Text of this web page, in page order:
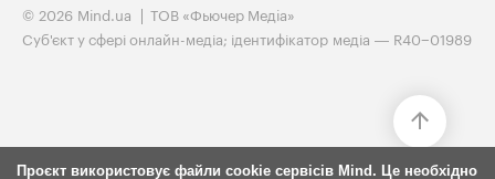
© 2026 Mind.ua
ТОВ «Фьючер Медiа»
Cуб'єкт у сфері онлайн-медіа; ідентифікатор медіа — R40−01989
Проєкт використовує файли cookie сервісів Mind. Це необхідно